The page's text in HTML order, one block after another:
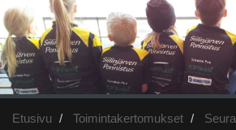
Etusivu Toimintakertomukset
Seura